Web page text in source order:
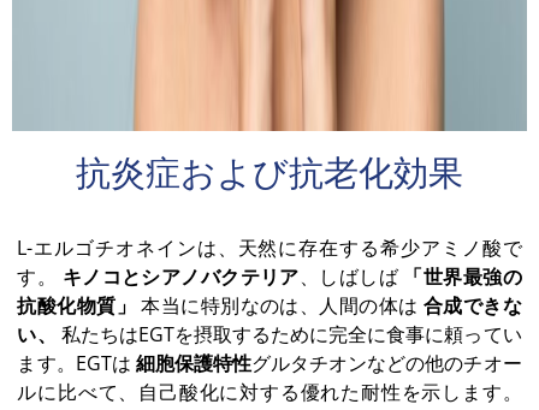
抗炎症および抗老化効果
L-エルゴチオネインは、天然に存在する希少アミノ酸で
す。 キノコとシアノバクテリア、しばしば 「世界最強の
抗酸化物質」 本当に特別なのは、人間の体は 合成できな
い、 私たちはEGTを摂取するために完全に食事に頼ってい
ます。EGTは 細胞保護特性グルタチオンなどの他のチオー
ルに比べて、自己酸化に対する優れた耐性を示します。